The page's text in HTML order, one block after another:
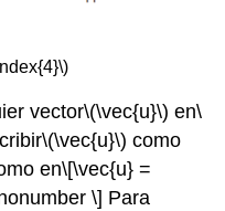
vector\(\vec{u}\) en\
\(\vec{u}\) como
en\[\vec{u} =
\] Para